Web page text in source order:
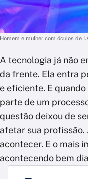
Homem e mulher com óculos de
A tecnologia já não
da frente. Ela entra
e eficiente. E
parte de um
questão deixou de
afetar sua profissão.
acontecer. E o mais
acontecendo bem